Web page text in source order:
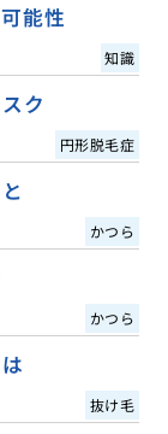
能性
知識
ク
円形脱毛症
かつら
かつら
抜け毛